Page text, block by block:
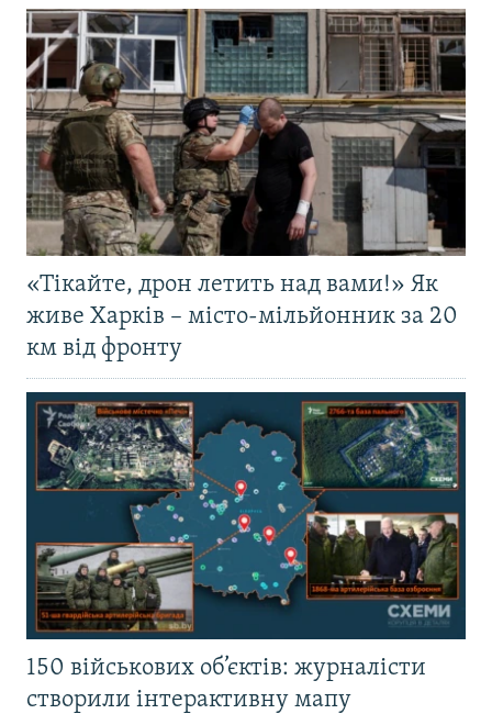
«Тікайте, дрон летить над вами!» Як
живе Харків – місто-мільйонник за 20
км від фронту
150 військових об’єктів: журналісти
створили інтерактивну мапу